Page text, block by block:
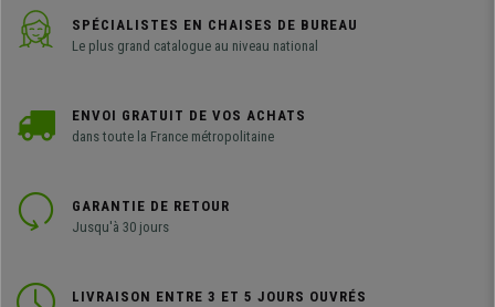
SPÉCIALISTES EN CHAISES DE BUREAU
Le plus grand catalogue au niveau national
ENVOI GRATUIT DE VOS ACHATS
dans toute la France métropolitaine
GARANTIE DE RETOUR
Jusqu'à 30 jours
LIVRAISON ENTRE 3 ET 5 JOURS OUVRÉS